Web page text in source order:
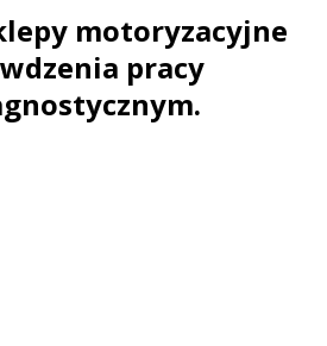
motoryzacyjne
pracy